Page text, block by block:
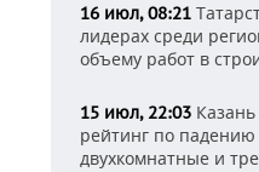
16 июл, 08:21
лидерах среди
объему работ в
15 июл, 22:03 Казань
рейтинг по
двухкомнатные и